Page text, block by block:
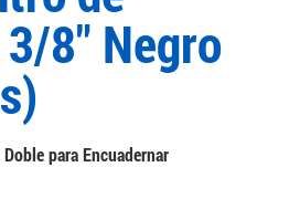
8″ Negro
para Encuadernar